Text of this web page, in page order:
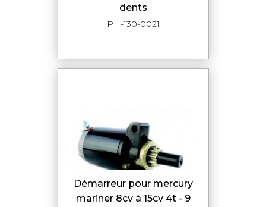
dents
PH-130-0021
démarreur pour mercury
mariner 8cv à 15cv 4t - 9